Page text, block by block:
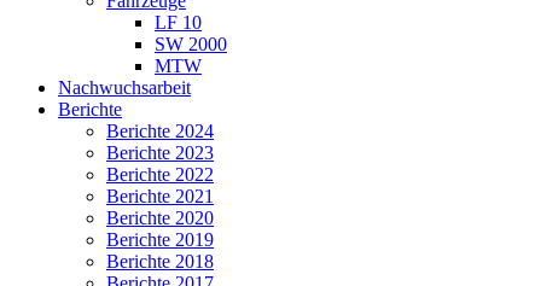
LF 10
SW 2000
MTW
Nachwuchsarbeit
Berichte
Berichte 2024
Berichte 2023
Berichte 2022
Berichte 2021
Berichte 2020
Berichte 2019
Berichte 2018